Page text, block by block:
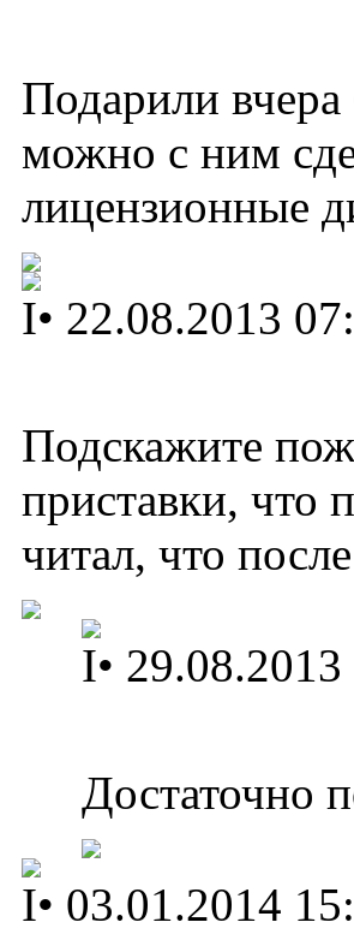
Подарили
можно с ним
лицензионные
I• 22.08.2013
Подскажите
приставки, что
читал, что
I•
Достаточно
I• 03.01.2014